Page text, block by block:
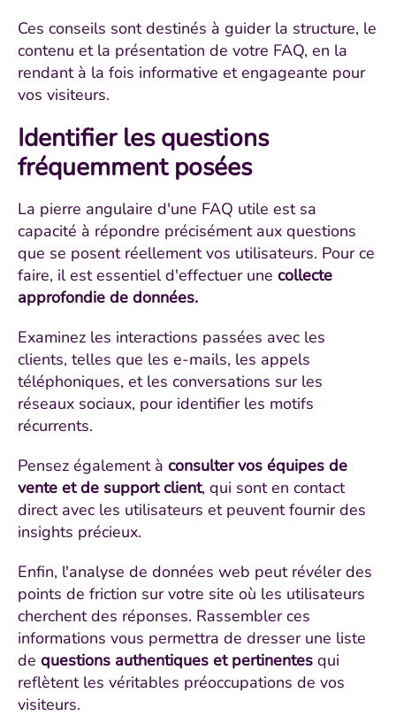
Ces conseils sont destinés à guider la structure, le
contenu et la présentation de votre FAQ, en la
rendant à la fois informative et engageante pour
vos visiteurs.
Identifier les questions
fréquemment posées
La pierre angulaire d'une FAQ utile est sa
capacité à répondre précisément aux questions
que se posent réellement vos utilisateurs. Pour ce
faire, il est essentiel d'effectuer une collecte
approfondie de données.
Examinez les interactions passées avec les
clients, telles que les e-mails, les appels
téléphoniques, et les conversations sur les
réseaux sociaux, pour identifier les motifs
récurrents.
Pensez également à consulter vos équipes de
vente et de support client, qui sont en contact
direct avec les utilisateurs et peuvent fournir des
insights précieux.
Enfin, l'analyse de données web peut révéler des
points de friction sur votre site où les utilisateurs
cherchent des réponses. Rassembler ces
informations vous permettra de dresser une liste
de questions authentiques et pertinentes qui
reflètent les véritables préoccupations de vos
visiteurs.